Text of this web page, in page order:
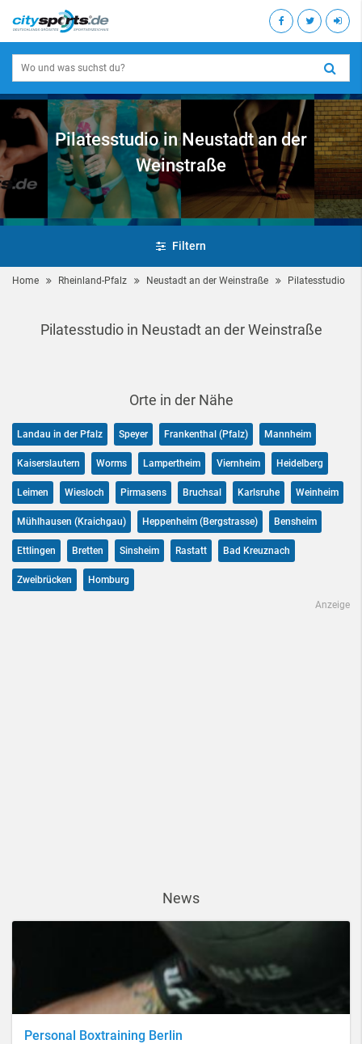
Pilatesstudio in Neustadt an der
Weinstraße
Filtern
Home Rheinland-Pfalz Neustadt an der Weinstraße Pilatesstudio
Pilatesstudio in Neustadt an der Weinstraße
Orte in der Nähe
Landau in der Pfalz Speyer Frankenthal (Pfalz) Mannheim
Kaiserslautern Worms Lampertheim Viernheim Heidelberg
Leimen Wiesloch Pirmasens Bruchsal Karlsruhe Weinheim
Mühlhausen (Kraichgau) Heppenheim (Bergstrasse) Bensheim
Ettlingen Bretten Sinsheim Rastatt Bad Kreuznach
Zweibrücken Homburg
Anzeige
News
Personal Boxtraining Berlin